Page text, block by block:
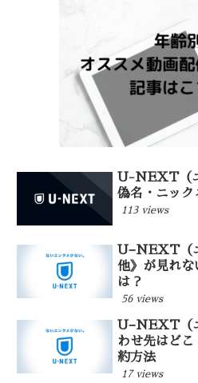
U-NEXT（
偽名・ニッ
113 views
U−NEXT（
他》が見れな
は？
56 views
U−NEXT（
わせ先はど
約方法
17 views